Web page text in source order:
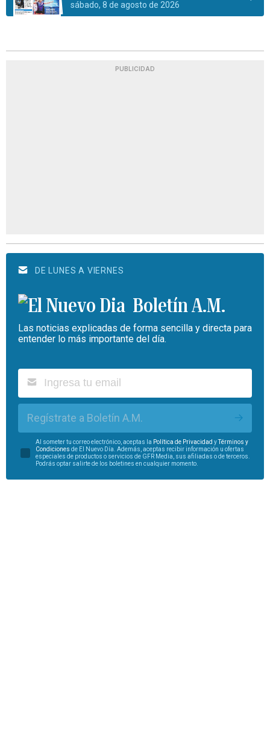
sábado, 8 de agosto de 2026
PUBLICIDAD
DE LUNES A VIERNES
Boletín A.M.
Las noticias explicadas de forma sencilla y directa para
entender lo más importante del día.
Regístrate a Boletín A.M.
Al someter tu correo electrónico, aceptas la Política de Privacidad yTérminos y
Condiciones de El Nuevo Día. Además, aceptas recibir información u ofertas
especiales de productos o servicios de GFR Media, sus afiliadas o de terceros.
Podrás optar salirte de los boletines en cualquier momento.